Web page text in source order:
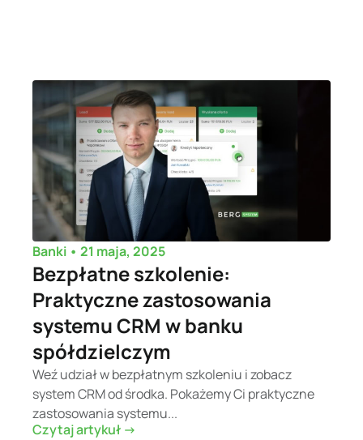
Banki • 21 maja, 2025
Bezpłatne szkolenie:
Praktyczne zastosowania
systemu CRM w banku
spółdzielczym
Weź udział w bezpłatnym szkoleniu i zobacz
system CRM od środka. Pokażemy Ci praktyczne
zastosowania systemu...
Czytaj artykuł ->